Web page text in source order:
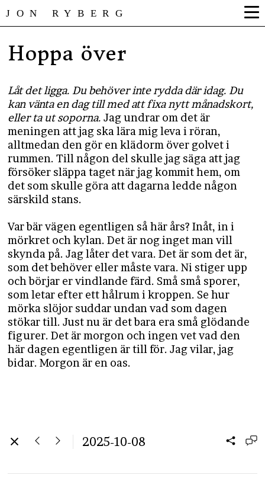
JON RYBERG
Hoppa över
Låt det ligga. Du behöver inte rydda där idag. Du
kan vänta en dag till med att fixa nytt månadskort,
eller ta ut soporna. Jag undrar om det är
meningen att jag ska lära mig leva i röran,
alltmedan den gör en klädorm över golvet i
rummen. Till någon del skulle jag säga att jag
försöker släppa taget när jag kommit hem, om
det som skulle göra att dagarna ledde någon
särskild stans.
Var bär vägen egentligen så här års? Inåt, in i
mörkret och kylan. Det är nog inget man vill
skynda på. Jag låter det vara. Det är som det är,
som det behöver eller måste vara. Ni stiger upp
och börjar er vindlande färd. Små små sporer,
som letar efter ett hålrum i kroppen. Se hur
mörka slöjor suddar undan vad som dagen
stökar till. Just nu är det bara era små glödande
figurer. Det är morgon och ingen vet vad den
här dagen egentligen är till för. Jag vilar, jag
bidar. Morgon är en oas.
2025-10-08